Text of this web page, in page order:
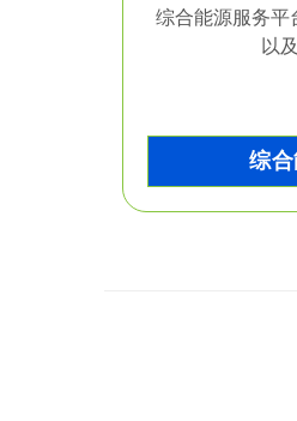
综合能源服务平
以
综